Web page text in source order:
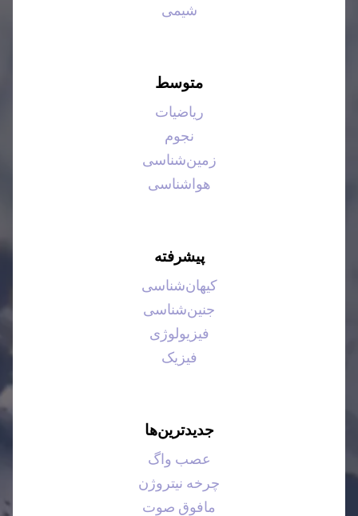
شیمی
متوسط
ریاضیات
نجوم
زمین‌شناسی
هواشناسی
پیشرفته
کیهان‌شناسی
جنین‌شناسی
فیزیولوژی
فیزیک
جدیدترین‌ها
عصب واگ
چرخه نیتروژن
مافوق صوت